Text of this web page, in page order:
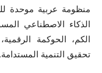
منظومة عربية موحدة
الذكاء الاصطناعي
الكم، الحوكمة
تحقيق التنمية المستدامة.